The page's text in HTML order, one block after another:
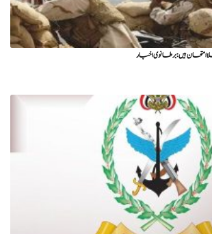
امتحان ہیں: برطانوی اخبار